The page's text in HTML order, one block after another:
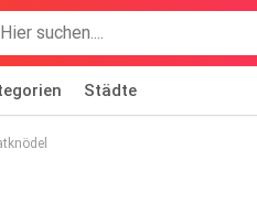
Städte